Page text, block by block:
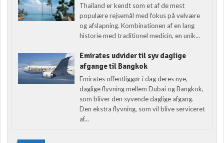
Thailand er kendt som et af de mest
populære rejsemål med fokus på velvære
og afslapning. Kombinationen af en lang
historie med traditionel medicin, en unik...
Emirates udvider til syv daglige
afgange til Bangkok
Emirates offentliggør i dag deres nye,
daglige flyvning mellem Dubai og Bangkok,
som bliver den syvende daglige afgang.
Den ekstra flyvning, som vil blive serviceret
af...